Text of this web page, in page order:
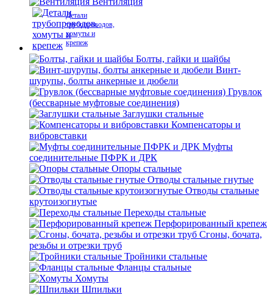
Детали
трубопроводов,
хомуты и
крепеж
Болты, гайки и шайбы
Винт-
шурупы, болты анкерные и дюбели
Грувлок
(бессварные муфтовые соединения)
Заглушки стальные
Компенсаторы и
вибровставки
Муфты
соединительные ПФРК и ДРК
Опоры стальные
Отводы стальные гнутые
Отводы стальные
крутоизогнутые
Переходы стальные
Перфорированный крепеж
Сгоны, бочата,
резьбы и отрезки труб
Тройники стальные
Фланцы стальные
Хомуты
Шпильки